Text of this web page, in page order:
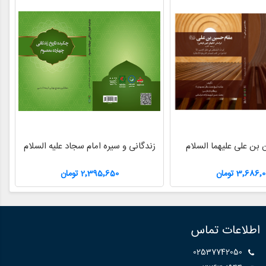
علی علیهما السلام
تومان
زندگانی و سیره امام سجاد علیه السلام
2٬395٬650 تومان
اطلاعات تماس
02537742050